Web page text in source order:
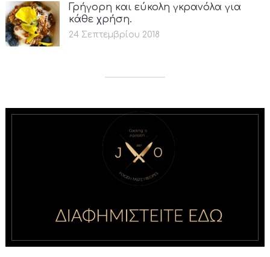
Γρήγορη και εύκολη γκρανόλα για
κάθε χρήση.
24 Σεπτεμβρίου 2018